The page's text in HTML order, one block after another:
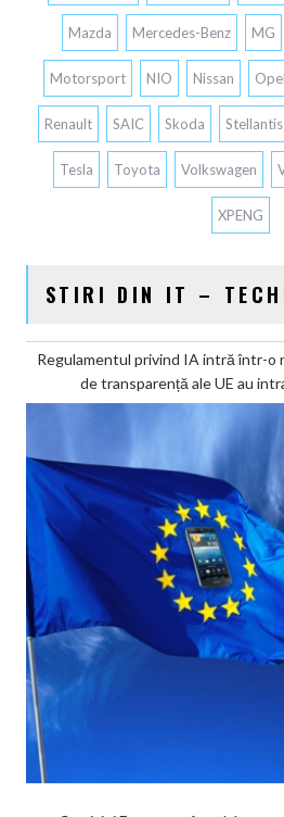
Mazda Mercedes-Benz MG
Motorsport NIO Nissan Opel
Renault SAIC Skoda Stellantis
Tesla Toyota Volkswagen
XPENG
STIRI DIN IT –
Regulamentul privind IA intră într-o
de transparență ale UE au